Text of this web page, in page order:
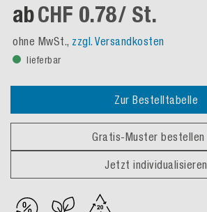
abCHF 0.78/ St.
ohne MwSt., zzgl. Versandkosten
lieferbar
Zur Bestelltabelle
Gratis-Muster bestellen
Jetzt individualisieren